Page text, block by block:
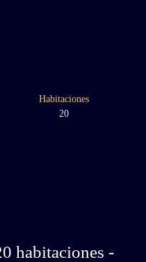
Habitaciones
20
habitaciones -